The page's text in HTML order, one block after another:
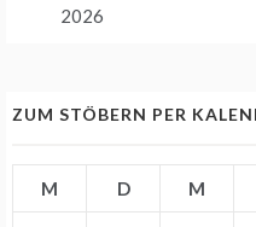
2026
ZUM STÖBERN PER
M D M